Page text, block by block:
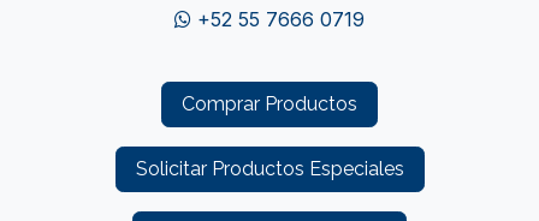
+52 55 7666 0719
Comprar Productos
Solicitar Productos Especiales